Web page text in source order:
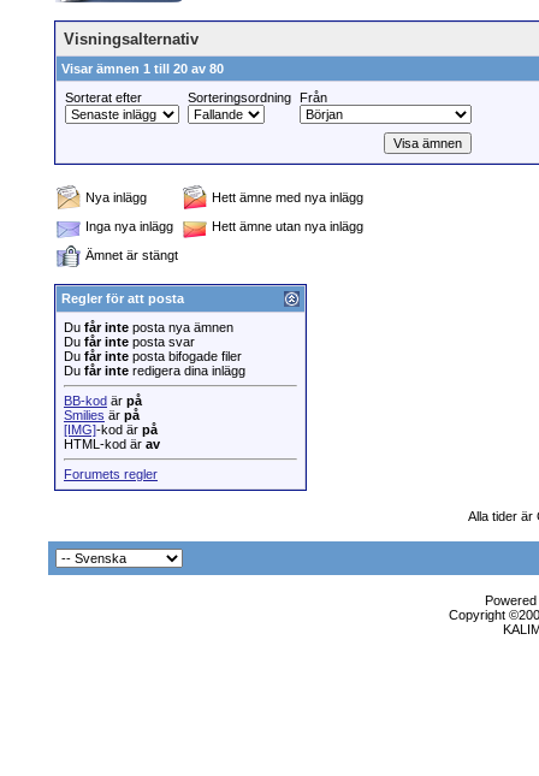
Visningsalternativ
Visar ämnen 1 till 20 av 80
Sorterat efter
Sorteringsordning Från
Nya inlägg
Hett ämne med nya inlägg
Inga nya inlägg
Hett ämne utan nya inlägg
Ämnet är stängt
Regler för att posta
Du får inte posta nya ämnen
Du får inte posta svar
Du får inte posta bifogade filer
Du får inte redigera dina inlägg
BB-kod är på
Smilies är på
[IMG]-kod är på
HTML-kod är av
Forumets regler
Alla tider är
Copyright